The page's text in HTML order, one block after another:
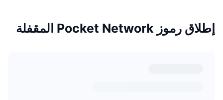
إطلاق رموز Pocket Network المقفلة